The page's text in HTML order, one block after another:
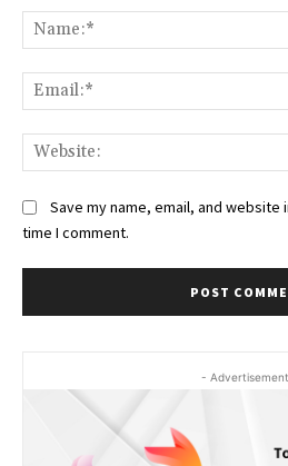
Save my name, email, and
time I comment.
-